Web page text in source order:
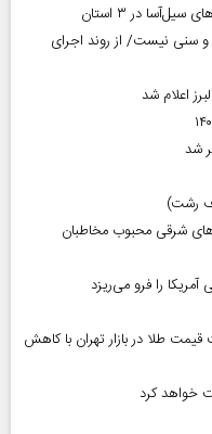
سنی نیست/ از روند اجرای
اعلام شد
شد
رشت)
شرقی محبوب مخاطبان
را فرو می‌ریزد
سکه امروز ۱۱ مرداد ۱۴۰۵ | افت قیمت طلا در بازار تهران با کاهش
خواهد کرد